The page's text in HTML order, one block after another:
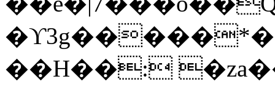
��H��: